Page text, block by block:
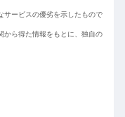
サービスの優劣を示したもので
から得た情報をもとに、独自の